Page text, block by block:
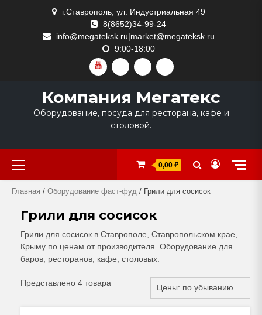
г.Ставрополь, ул. Индустриальная 49
8(8652)34-99-24
info@megateksk.ru|market@megateksk.ru
9:00-18:00
YOUTUBEVKVIDEORUTUBEDZEN
Компания Мегатекс
Оборудование, посуда для ресторана, кафе и
столовой.
Primary
Menu
0,00 ₽
Главная / Оборудование фаст-фуд / Грили для сосисок
Грили для сосисок
Грили для сосисок в Ставрополе, Ставропольском крае,
Крыму по ценам от производителя. Оборудование для
баров, ресторанов, кафе, столовых.
Представлено 4 товара